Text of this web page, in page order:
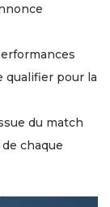
qualifier pour la
du match
chaque